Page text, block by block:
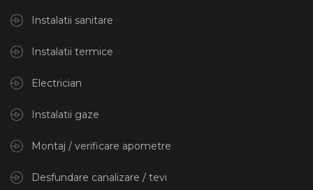
Instalatii sanitare
Instalatii termice
Electrician
Instalatii gaze
Montaj / verificare apometre
Desfundare canalizare / tevi